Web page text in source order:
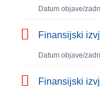
Datum objave/
Finansijski
Datum objave/
Finansijski